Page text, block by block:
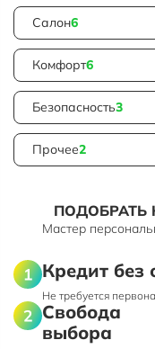
Салон6
Комфорт6
Безопасность3
Прочее2
ПОДОБРАТЬ
Мастер
Кредит без
Не требуется
Свобода
выбора